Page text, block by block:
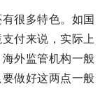
很多特色。如国
付来说，实际上
外监管机构一般
做好这两点一般